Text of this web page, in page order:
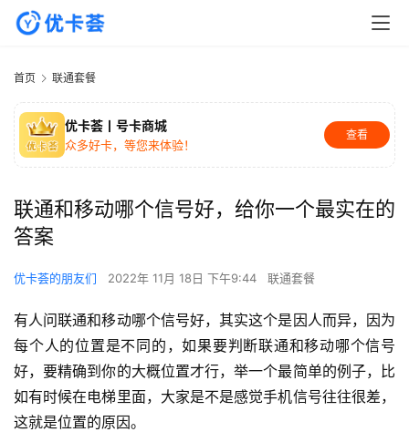
首页 联通套餐
优卡荟丨号卡商城
众多好卡，等您来体验！
查看
联通和移动哪个信号好，给你一个最实在的
答案
优卡荟的朋友们 2022年 11月 18日 下午9:44 联通套餐
有人问联通和移动哪个信号好，其实这个是因人而异，因为
每个人的位置是不同的，如果要判断联通和移动哪个信号
好，要精确到你的大概位置才行，举一个最简单的例子，比
如有时候在电梯里面，大家是不是感觉手机信号往往很差，
这就是位置的原因。